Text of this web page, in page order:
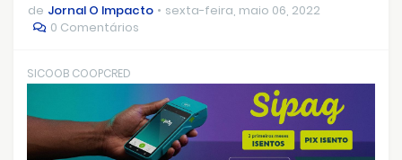
de Jornal O Impacto
sexta-feira, maio 06, 2022
0 Comentários
SICOOB COOPCRED